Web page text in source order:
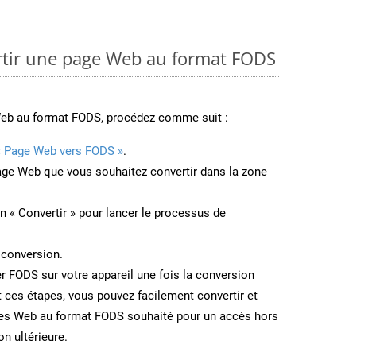
une page Web au format FODS
au format FODS, procédez comme suit :
Page Web vers FODS ».
Web que vous souhaitez convertir dans la zone
« Convertir » pour lancer le processus de
FODS sur votre appareil une fois la conversion
ces étapes, vous pouvez facilement convertir et
Web au format FODS souhaité pour un accès hors
ultérieure.